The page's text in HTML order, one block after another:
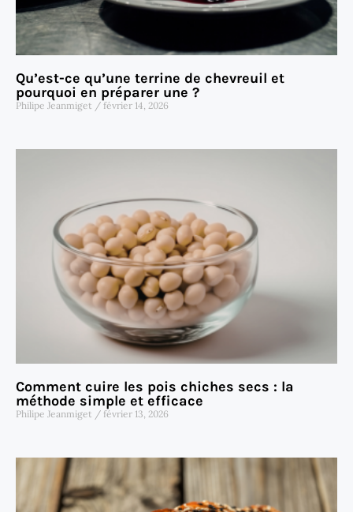
Qu’est-ce qu’une terrine de chevreuil et
pourquoi en préparer une ?
Philipe Jeanmiget février 14, 2026
Comment cuire les pois chiches secs : la
méthode simple et efficace
Philipe Jeanmiget février 13, 2026